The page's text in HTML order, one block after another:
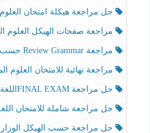
حل مراجعة هيكلة امتحان العلوم
مراجعة صفحات الهيكل العلوم المتكاملة
مراجعة Review Grammar حسب الهيكل اللغة الإنجليزية الصف الخامس الفصل الثالث
مراجعة نهائية للامتحان العلوم
حل مراجعة FINAL EXAMاللغة الإنجليزية الصف الخامس الفصل الثالث
حل مراجعة شاملة للامتحان اللغة
حل مراجعة حسب الهيكل الوزاري العلوم